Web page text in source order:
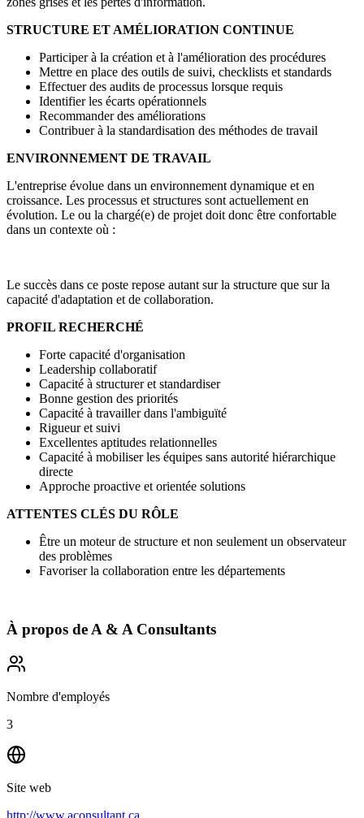
STRUCTURE ET AMÉLIORATION CONTINUE
Participer à la création et à l'amélioration des procédures
Mettre en place des outils de suivi, checklists et standards
Effectuer des audits de processus lorsque requis
Identifier les écarts opérationnels
Recommander des améliorations
Contribuer à la standardisation des méthodes de travail
ENVIRONNEMENT DE TRAVAIL
L'entreprise évolue dans un environnement dynamique et en
croissance. Les processus et structures sont actuellement en
évolution. Le ou la chargé(e) de projet doit donc être confortable
dans un contexte où :
Le succès dans ce poste repose autant sur la structure que sur la
capacité d'adaptation et de collaboration.
PROFIL RECHERCHÉ
Forte capacité d'organisation
Leadership collaboratif
Capacité à structurer et standardiser
Bonne gestion des priorités
Capacité à travailler dans l'ambiguïté
Rigueur et suivi
Excellentes aptitudes relationnelles
Capacité à mobiliser les équipes sans autorité hiérarchique
directe
Approche proactive et orientée solutions
ATTENTES CLÉS DU RÔLE
Être un moteur de structure et non seulement un observateur
des problèmes
Favoriser la collaboration entre les départements
À propos deA & A Consultants
Nombre d'employés
3
Site web
http://www.aconsultant.ca